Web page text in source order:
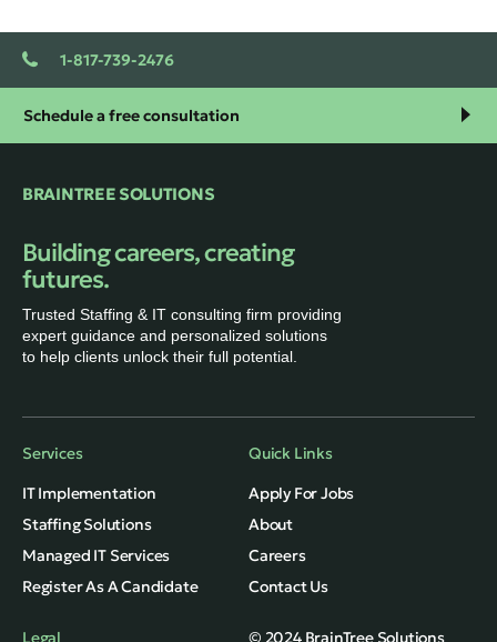
1-817-739-2476
Schedule a free consultation
BRAINTREE SOLUTIONS
Building careers, creating
futures.
Trusted Staffing & IT consulting firm providing
expert guidance and personalized solutions
to help clients unlock their full potential.
Services
IT Implementation
Staffing Solutions
Managed IT Services
Register As A Candidate
Quick Links
Apply For Jobs
About
Careers
Contact Us
Legal © 2024 BrainTree Solutions